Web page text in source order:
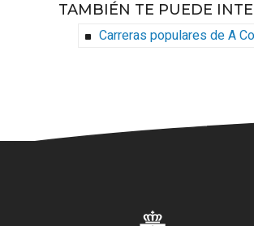
TAMBIÉN TE PUEDE
Carreras populares de A